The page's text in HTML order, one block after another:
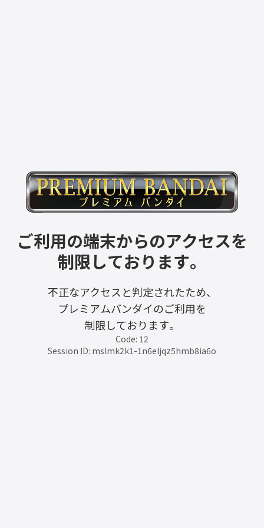
ご利用の端末からのアクセスを
制限しております。
不正なアクセスと判定されたため、
プレミアムバンダイのご利用を
制限しております。
Code: 12
Session ID: mslmk2k1-1n6eljqz5hmb8ia6o